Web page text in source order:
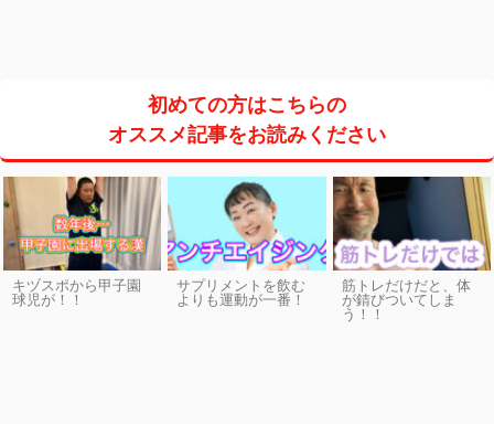
初めての方はこちらの
オススメ記事をお読みください
キヅスポから甲子園
球児が！！
サプリメントを飲む
よりも運動が一番！
筋トレだけだと、体
が錆びついてしま
う！！